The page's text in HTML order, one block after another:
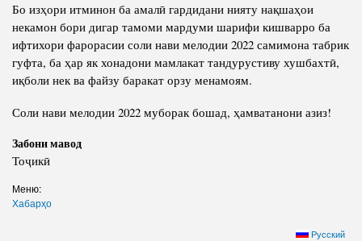
Бо изҳори итминон ба амалӣ гардидани нияту нақшаҳои
некамон бори дигар тамоми мардуми шарифи кишварро ба
ифтихори фарорасии соли нави мелодии 2022 самимона табрик
гуфта, ба ҳар як хонадони мамлакат тандурустиву хушбахтӣ,
иқболи нек ва файзу баракат орзу менамоям.
Соли нави мелодии 2022 муборак бошад, ҳамватанони азиз!
Забони мавод
Тоҷикӣ
Меню:
Хабарҳо
Русский